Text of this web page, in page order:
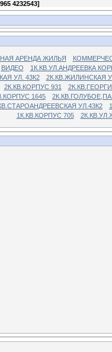
4232543]
АРЕНДА ЖИЛЬЯ
ВИДЕО
1К.КВ.УЛ.АНДРЕЕВКА
УЛ. 43К2
2К.КВ.ЖИЛИНСКАЯ
2К.КВ.КОРПУС 931
1645
УЛ.43К2
1К.КВ.КОРПУС 705